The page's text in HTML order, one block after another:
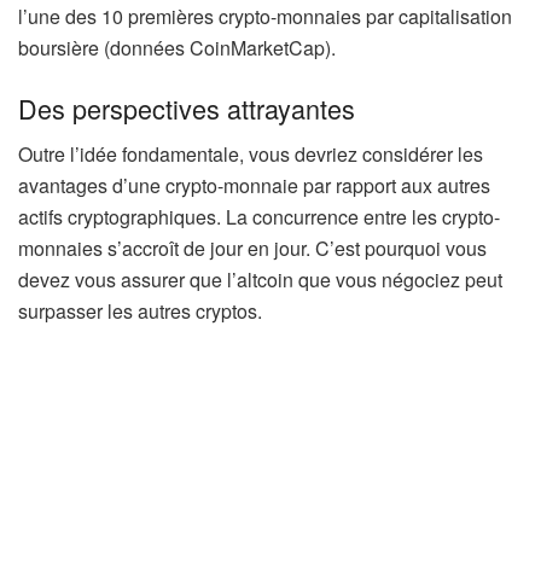
l’une des 10 premières crypto-monnaies par capitalisation
boursière (données CoinMarketCap).
Des perspectives attrayantes
Outre l’idée fondamentale, vous devriez considérer les
avantages d’une crypto-monnaie par rapport aux autres
actifs cryptographiques. La concurrence entre les crypto-
monnaies s’accroît de jour en jour. C’est pourquoi vous
devez vous assurer que l’altcoin que vous négociez peut
surpasser les autres cryptos.